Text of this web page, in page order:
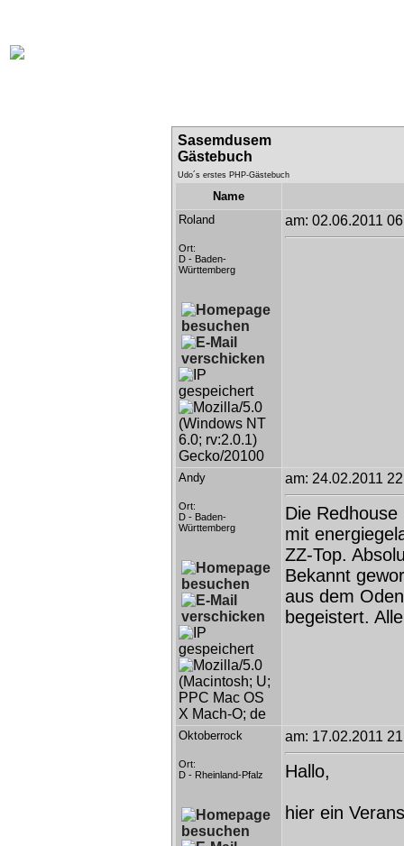
Sasemdusem
Gästebuch
Udo´s erstes PHP-Gästebuch
Name
Roland
Ort:
D - Baden-
Württemberg
am: 02.06.2011
Andy
Ort:
D - Baden-
Württemberg
am: 24.02.2011
Die
mit
ZZ-Top.
Bekannt
aus dem
begeistert.
Oktoberrock
Ort:
D - Rheinland-Pfalz
am: 17.02.2011
Hallo,
hier ein